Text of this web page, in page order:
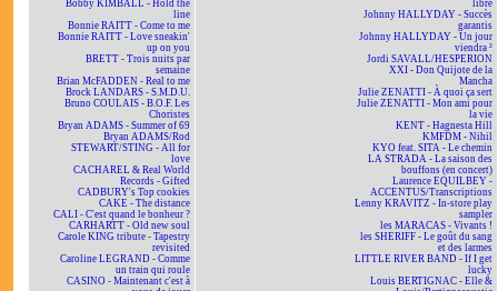
Bobby KIMBALL - Hold the
line
Bonnie RAITT - Come to me
Bonnie RAITT - Love sneakin'
up on you
BRETT - Trois nuits par
semaine
Brian McFADDEN - Real to me
Brock LANDARS - S.M.D.U.
Bruno COULAIS - B.O.F. Les
Choristes
Bryan ADAMS - Summer of 69
Bryan ADAMS/Rod
STEWART/STING - All for
love
CACHAREL & Real World
Records - Gifted
CADBURY's Top cookies
CAKE - The distance
CALI - C'est quand le bonheur ?
CARHARTT - Old new soul
Carole KING tribute - Tapestry
revisited
Caroline LEGRAND - Comme
un train qui roule
CASINO - Maintenant c'est à
libre
Johnny HALLYDAY - Succès
garantis
Johnny HALLYDAY - Un jour
viendra ²
Jordi SAVALL/HESPERION
XXI - Don Quijote de la
Mancha
Julie ZENATTI - À quoi ça sert
Julie ZENATTI - Mon ami pour
la vie
KENT - Hagnesta Hill
KMFDM - Nihil
KYO feat. SITA - Le chemin
LA STRADA - La saison des
bouffons (en concert)
Laurence EQUILBEY -
ACCENTUS/Transcriptions
Lenny KRAVITZ - In-store play
sampler
les MARACAS - Vivants !
les SHERIFF - Le goût du sang
et des larmes
LITTLE RIVER BAND - If I get
lucky
Louis BERTIGNAC - Elle &